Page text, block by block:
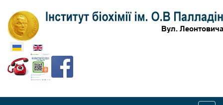
Оберіть свою мову